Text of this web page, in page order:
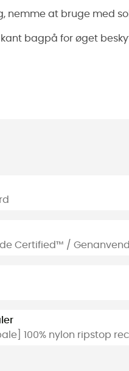
nemme at bruge med
bagpå for øget
Certified™ /
100% nylon ripstop